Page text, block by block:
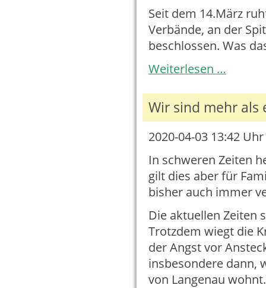
Seit dem 14.März
Verbände, an der
beschlossen. Was
Weiterlesen …-
Update
Wir sind mehr als
2020-04-03 13:42
In schweren Zeiten
gilt dies aber für
bisher auch immer
Die aktuellen Zeiten
Trotzdem wiegt die
der Angst vor
insbesondere dann,
von Langenau